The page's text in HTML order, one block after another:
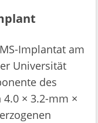
Implantat am
Universität
des
× 3.2-mm ×